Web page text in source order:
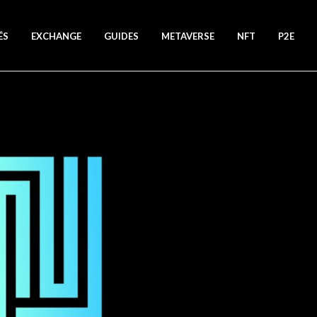
EXCHANGE GUIDES METAVERSE NFT P2E